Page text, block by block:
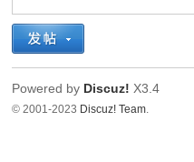
Powered by Discuz! X3.4
© 2001-2023 Discuz! Team